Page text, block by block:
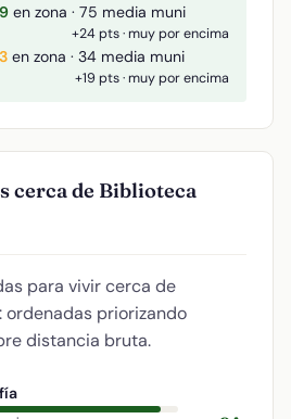
en zona · 75 media muni
+24 pts · muy por encima
en zona · 34 media muni
+19 pts · muy por encima
cerca de Biblioteca
para vivir cerca de
: ordenadas priorizando
distancia bruta.